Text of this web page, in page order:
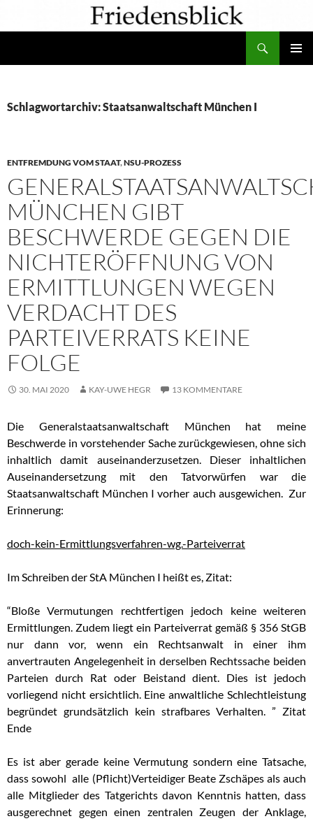
Schlagwortarchiv: Staatsanwaltschaft München I
ENTFREMDUNG VOM STAAT,NSU-PROZESS
MÜNCHEN GIBT
BESCHWERDE GEGEN DIE
NICHTERÖFFNUNG VON
ERMITTLUNGEN WEGEN
VERDACHT DES
PARTEIVERRATS KEINE
FOLGE
30. MAI 2020 KAY-UWE HEGR 13 KOMMENTARE
Die Generalstaatsanwaltschaft München hat meine
Beschwerde in vorstehender Sache zurückgewiesen, ohne sich
inhaltlich damit auseinanderzusetzen. Dieser inhaltlichen
Auseinandersetzung mit den Tatvorwürfen war die
Staatsanwaltschaft München I vorher auch ausgewichen. Zur
Erinnerung:
doch-kein-Ermittlungsverfahren-wg.-Parteiverrat
Im Schreiben der StA München I heißt es, Zitat:
“Bloße Vermutungen rechtfertigen jedoch keine weiteren
Ermittlungen. Zudem liegt ein Parteiverrat gemäß § 356 StGB
nur dann vor, wenn ein Rechtsanwalt in einer ihm
anvertrauten Angelegenheit in derselben Rechtssache beiden
Parteien durch Rat oder Beistand dient. Dies ist jedoch
vorliegend nicht ersichtlich. Eine anwaltliche Schlechtleistung
begründet grundsätzlich kein strafbares Verhalten. ” Zitat
Ende
Es ist aber gerade keine Vermutung sondern eine Tatsache,
dass sowohl alle (Pflicht)Verteidiger Beate Zschäpes als auch
alle Mitglieder des Tatgerichts davon Kenntnis hatten, dass
ausgerechnet gegen einen zentralen Zeugen der Anklage,